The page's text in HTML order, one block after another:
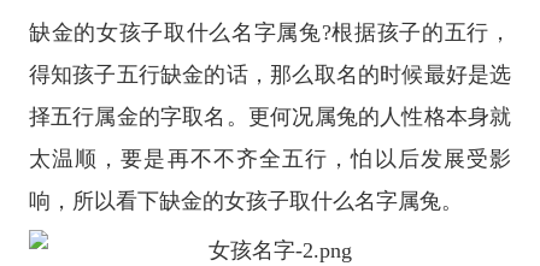
缺金的女孩子取什么名字属兔?根据孩子的五行，
得知孩子五行缺金的话，那么取名的时候最好是选
择五行属金的字取名。更何况属兔的人性格本身就
太温顺，要是再不不齐全五行，怕以后发展受影
响，所以看下缺金的女孩子取什么名字属兔。